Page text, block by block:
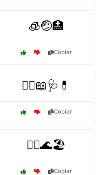
🧊🤕🏥
Copiar
🧑‍⚕️📖🩺💊
Copiar
🧖‍♂️🌊🏖️
Copiar